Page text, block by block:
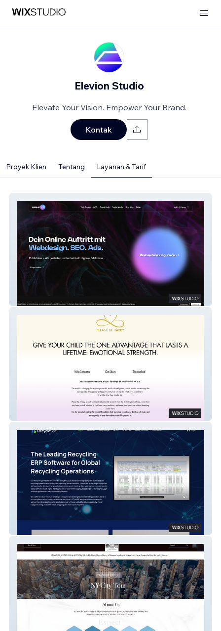
Elevion Studio
Elevate Your Vision. Empower Your Brand.
Kontak
Proyek Klien Tentang Layanan & Tarif
Please Be Happy
RecycleSoft